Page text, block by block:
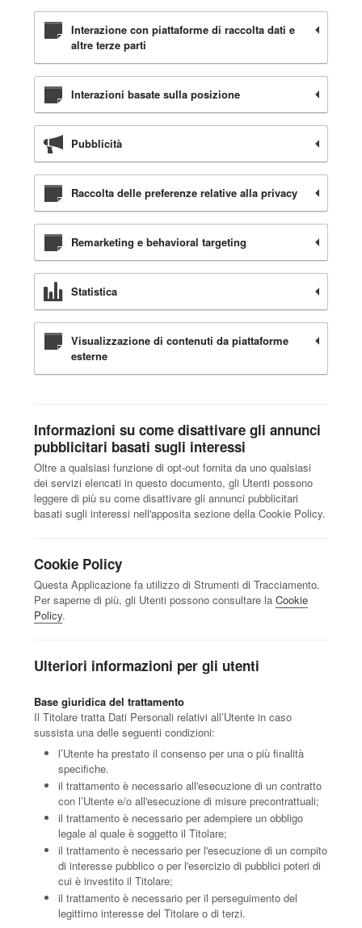
Interazione con piattaforme di raccolta dati e
altre terze parti
Interazioni basate sulla posizione
Pubblicità
Raccolta delle preferenze relative alla privacy
Remarketing e behavioral targeting
Statistica
Visualizzazione di contenuti da piattaforme
esterne
Informazioni su come disattivare gli annunci
pubblicitari basati sugli interessi
Oltre a qualsiasi funzione di opt-out fornita da uno qualsiasi
dei servizi elencati in questo documento, gli Utenti possono
leggere di più su come disattivare gli annunci pubblicitari
basati sugli interessi nell'apposita sezione della Cookie Policy.
Cookie Policy
Questa Applicazione fa utilizzo di Strumenti di Tracciamento.
Per saperne di più, gli Utenti possono consultare laCookie
Policy.
Ulteriori informazioni per gli utenti
Base giuridica del trattamento
Il Titolare tratta Dati Personali relativi all’Utente in caso
sussista una delle seguenti condizioni:
l’Utente ha prestato il consenso per una o più finalità
specifiche.
il trattamento è necessario all'esecuzione di un contratto
con l’Utente e/o all'esecuzione di misure precontrattuali;
il trattamento è necessario per adempiere un obbligo
legale al quale è soggetto il Titolare;
il trattamento è necessario per l'esecuzione di un compito
di interesse pubblico o per l'esercizio di pubblici poteri di
cui è investito il Titolare;
il trattamento è necessario per il perseguimento del
legittimo interesse del Titolare o di terzi.